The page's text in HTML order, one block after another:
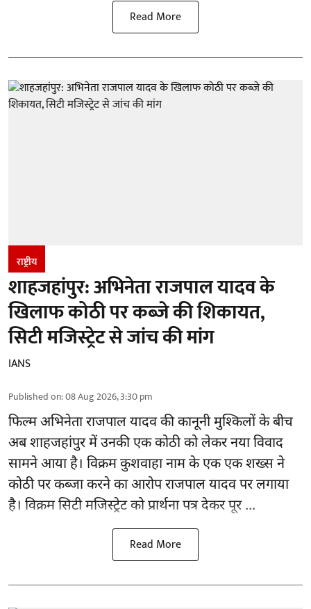
Read More
राष्ट्रीय
शाहजहांपुर: अभिनेता राजपाल यादव के
खिलाफ कोठी पर कब्जे की शिकायत,
सिटी मजिस्ट्रेट से जांच की मांग
IANS
Published on:08 Aug 2026, 3:30 pm
फिल्म अभिनेताराजपाल यादवकी कानूनी मुश्किलों के बीच
अब शाहजहांपुर में उनकी एक कोठी को लेकर नया विवाद
सामने आया है। विक्रम कुशवाहा नाम के एक एक शख्स ने
कोठी पर कब्जा करने का आरोप राजपाल यादव पर लगाया
है। विक्रम सिटी मजिस्ट्रेट को प्रार्थना पत्र देकर पूर ...
Read More